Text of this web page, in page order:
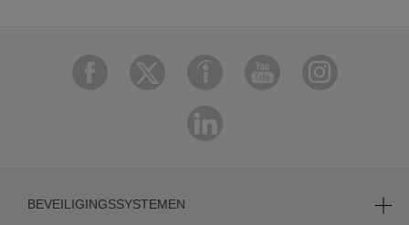
BEVEILIGINGSSYSTEMEN